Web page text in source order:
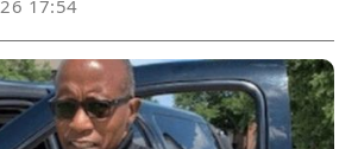
羅男在醫院的值班室被搜索時，他
到多達1970GB的幼童私密照，其中
，新北地檢署日前偵訊羅男後聲押
少性剝削防制條例》及散布兒少猥
，並建請法院從重量刑。
17:54